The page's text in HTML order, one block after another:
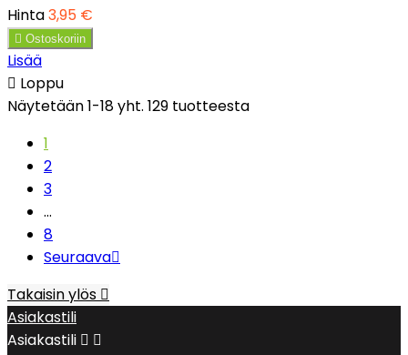
Hinta3,95 €
 Ostoskoriin
Lisää
 Loppu
Näytetään 1-18 yht. 129 tuotteesta
1
2
3
…
8
Seuraava
Takaisin ylös 
Asiakastili
Asiakastili  